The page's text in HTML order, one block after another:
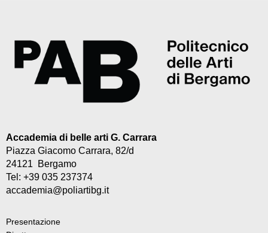
Accademia di belle arti G. Carrara
Piazza Giacomo Carrara, 82/d
24121 Bergamo
Tel: +39 035 237374
accademia@poliartibg.it
Presentazione